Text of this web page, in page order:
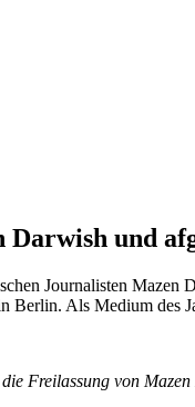
und
Journalisten Mazen
Berlin. Als Medium des
Freilassung von